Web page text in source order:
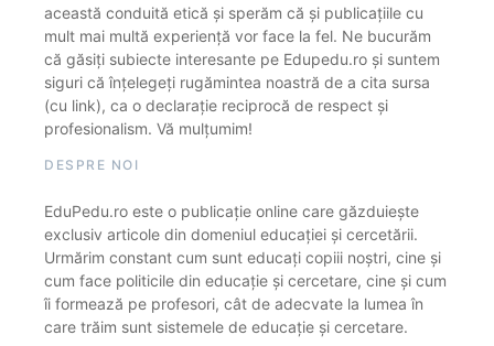
această conduită etică și sperăm că și publicațiile cu
mult mai multă experiență vor face la fel. Ne bucurăm
că găsiți subiecte interesante pe Edupedu.ro și suntem
siguri că înțelegeți rugămintea noastră de a cita sursa
(cu link), ca o declarație reciprocă de respect și
profesionalism. Vă mulțumim!
DESPRE NOI
EduPedu.ro este o publicație online care găzduiește
exclusiv articole din domeniul educației și cercetării.
Urmărim constant cum sunt educați copiii noștri, cine și
cum face politicile din educație și cercetare, cine și cum
îi formează pe profesori, cât de adecvate la lumea în
care trăim sunt sistemele de educație și cercetare.